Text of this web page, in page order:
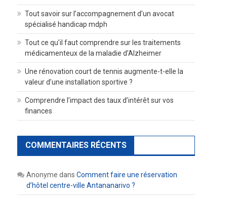
Tout savoir sur l’accompagnement d’un avocat
spécialisé handicap mdph
Tout ce qu’il faut comprendre sur les traitements
médicamenteux de la maladie d’Alzheimer
Une rénovation court de tennis augmente-t-elle la
valeur d’une installation sportive ?
Comprendre l’impact des taux d’intérêt sur vos
finances
COMMENTAIRES RÉCENTS
Anonyme dans Comment faire une réservation
d’hôtel centre-ville Antananarivo ?